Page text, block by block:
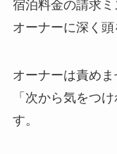
宿泊料金の請求ミ
オーナーに深く頭
オーナーは責めま
「次から気をつ
す。